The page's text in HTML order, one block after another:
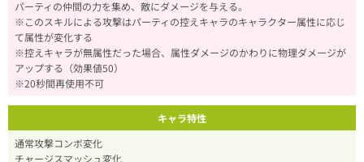
パーティの仲間の力を集め、敵にダメージを与える。
※このスキルによる攻撃はパーティの控えキャラのキャラクター属性に応じ
て属性が変化する
※控えキャラが無属性だった場合、属性ダメージのかわりに物理ダメージが
アップする（効果値50）
※20秒間再使用不可
キャラ特性
通常攻撃コンボ変化
チャージスマッシュ変化